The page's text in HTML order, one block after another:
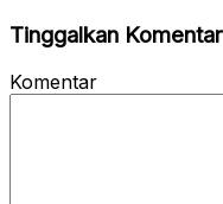
Tinggalkan Komentar
Komentar